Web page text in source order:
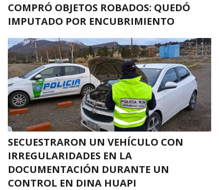
COMPRÓ OBJETOS ROBADOS: QUEDÓ
IMPUTADO POR ENCUBRIMIENTO
SECUESTRARON UN VEHÍCULO CON
IRREGULARIDADES EN LA
DOCUMENTACIÓN DURANTE UN
CONTROL EN DINA HUAPI